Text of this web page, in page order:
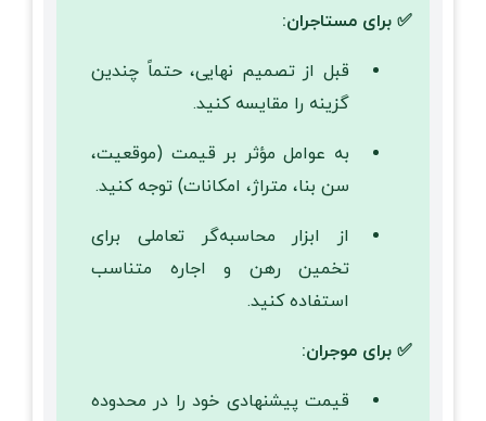
✅ برای مستاجران:
قبل از تصمیم نهایی، حتماً چندین
گزینه را مقایسه کنید.
به عوامل مؤثر بر قیمت (موقعیت،
سن بنا، متراژ، امکانات) توجه کنید.
از ابزار محاسبه‌گر تعاملی برای
تخمین رهن و اجاره متناسب
استفاده کنید.
✅ برای موجران:
قیمت پیشنهادی خود را در محدوده